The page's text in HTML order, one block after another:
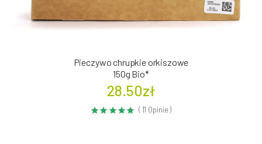
Pieczywo chrupkie orkiszowe
150g Bio*
28.50zł
( 11 Opinie )